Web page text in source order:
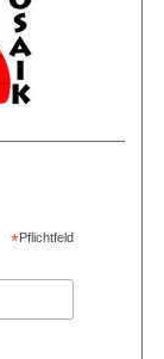
*Pflichtfeld